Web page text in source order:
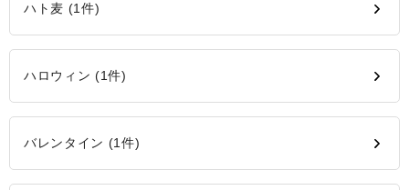
ハト麦 (1件)
ハロウィン (1件)
バレンタイン (1件)